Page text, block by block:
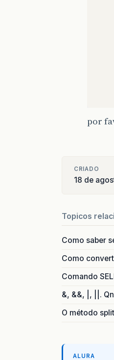
por
CRIADO
18 de
Topicos
Como saber
Como
Comando
&, &&, |, ||.
O método split
ALURA